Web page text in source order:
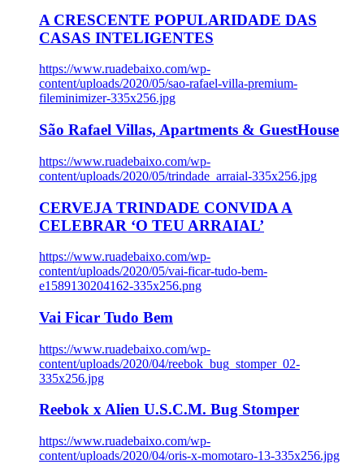
A CRESCENTE POPULARIDADE DAS
CASAS INTELIGENTES
https://www.ruadebaixo.com/wp-
content/uploads/2020/05/sao-rafael-villa-premium-
fileminimizer-335x256.jpg
São Rafael Villas, Apartments & GuestHouse
https://www.ruadebaixo.com/wp-
content/uploads/2020/05/trindade_arraial-335x256.jpg
CERVEJA TRINDADE CONVIDA A
CELEBRAR ‘O TEU ARRAIAL’
https://www.ruadebaixo.com/wp-
content/uploads/2020/05/vai-ficar-tudo-bem-
e1589130204162-335x256.png
Vai Ficar Tudo Bem
https://www.ruadebaixo.com/wp-
content/uploads/2020/04/reebok_bug_stomper_02-
335x256.jpg
Reebok x Alien U.S.C.M. Bug Stomper
https://www.ruadebaixo.com/wp-
content/uploads/2020/04/oris-x-momotaro-13-335x256.jpg